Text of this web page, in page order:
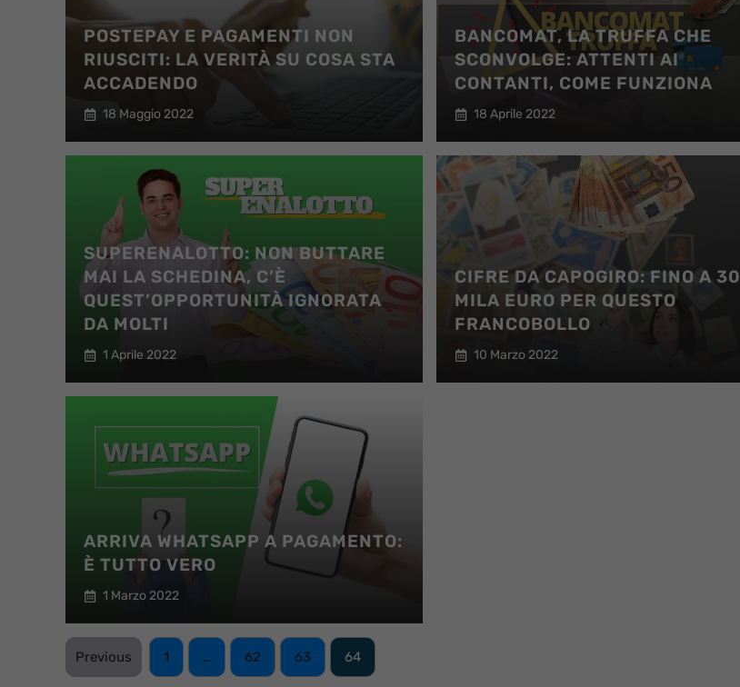
POSTEPAY E PAGAMENTI NON
RIUSCITI: LA VERITÀ SU COSA STA
ACCADENDO
18 Maggio 2022
BANCOMAT, LA TRUFFA CHE
SCONVOLGE: ATTENTI AI
CONTANTI, COME FUNZIONA
18 Aprile 2022
SUPERENALOTTO: NON BUTTARE
MAI LA SCHEDINA, C’È
QUEST’OPPORTUNITÀ IGNORATA
DA MOLTI
1 Aprile 2022
CIFRE DA CAPOGIRO: FINO A 30
MILA EURO PER QUESTO
FRANCOBOLLO
10 Marzo 2022
ARRIVA WHATSAPP A PAGAMENTO:
È TUTTO VERO
1 Marzo 2022
Previous 1 … 62 63 64